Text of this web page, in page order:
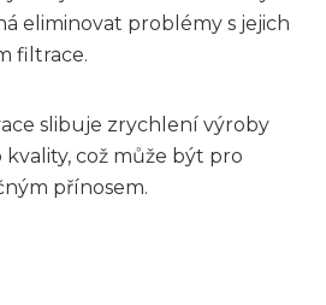
eliminovat problémy s jejich
filtrace.
slibuje zrychlení výroby
což může být pro
přínosem.